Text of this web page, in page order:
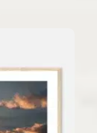
€